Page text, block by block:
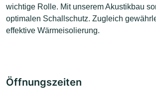
wichtige Rolle. Mit unserem Akustikbau
optimalen Schallschutz. Zugleich
effektive Wärmeisolierung.
Öffnungszeiten